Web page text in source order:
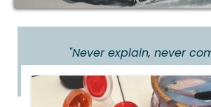
"Never explain, never
Elisabeth Regina, reine